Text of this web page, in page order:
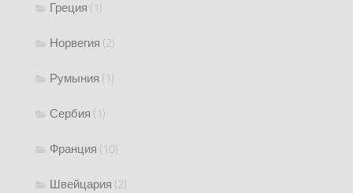
Греция (1)
Норвегия (2)
Румыния (1)
Сербия (1)
Франция (10)
Швейцария (2)